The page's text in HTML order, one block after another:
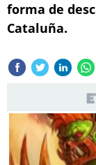
forma de
Cataluña.